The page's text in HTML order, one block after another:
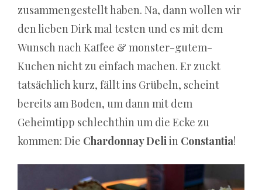
Casino
fairen
Bedingungen
Der
harte
Realitätscheck
Veteranen
hat
zusammengestellt haben. Na, dann wollen wir
den lieben Dirk mal testen und es mit dem
Wunsch nach Kaffee & monster-gutem-
Kuchen nicht zu einfach machen. Er zuckt
tatsächlich kurz, fällt ins Grübeln, scheint
bereits am Boden, um dann mit dem
Geheimtipp schlechthin um die Ecke zu
kommen: Die Chardonnay Deliin Constantia!